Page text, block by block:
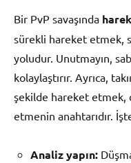
Bir PvP savaşında
sürekli hareket etmek,
yoludur. Unutmayın,
kolaylaştırır. Ayrıca,
şekilde hareket etmek,
etmenin anahtarıdır.
Analiz yapın: